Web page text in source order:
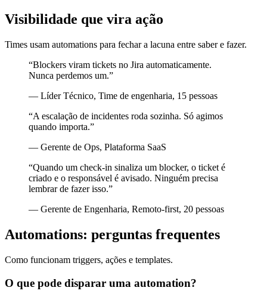
Visibilidade que vira ação
Times usam automations para fechar a lacuna entre saber e fazer.
“Blockers viram tickets no Jira automaticamente.
Nunca perdemos um.”
— Líder Técnico, Time de engenharia, 15 pessoas
“A escalação de incidentes roda sozinha. Só agimos
quando importa.”
— Gerente de Ops, Plataforma SaaS
“Quando um check-in sinaliza um blocker, o ticket é
criado e o responsável é avisado. Ninguém precisa
lembrar de fazer isso.”
— Gerente de Engenharia, Remoto-first, 20 pessoas
Automations: perguntas frequentes
Como funcionam triggers, ações e templates.
O que pode disparar uma automation?